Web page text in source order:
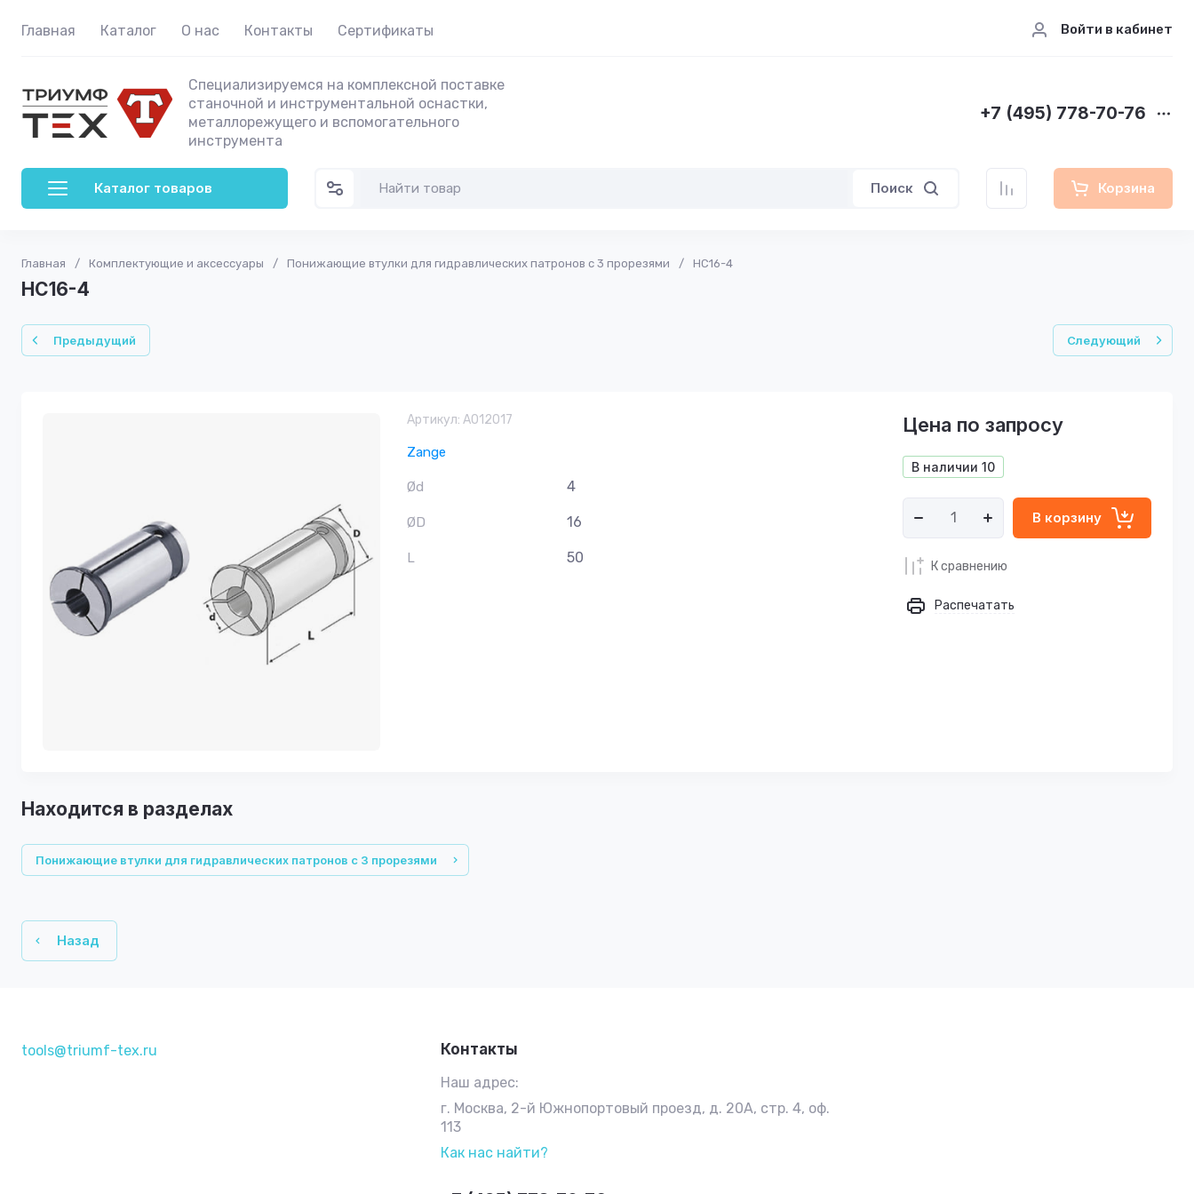
Главная Каталог О нас Контакты Сертификаты Войти в кабинет
Специализируемся на комплексной поставке
станочной и инструментальной оснастки,
металлорежущего и вспомогательного
инструмента
+7 (495) 778-70-76
Каталог товаров Поиск Корзина
Главная / Комплектующие и аксессуары / Понижающие втулки для гидравлических патронов с 3 прорезями / HC16-4
HC16-4
Предыдущий Следующий
Артикул: A012017
Zange
Ød 4
ØD 16
L 50
В наличии 10
Цена по запросу
В корзину
К сравнению
Распечатать
Находится в разделах
Понижающие втулки для гидравлических патронов с 3 прорезями
Назад
tools@triumf-tex.ru Контакты
Наш адрес:
г. Москва, 2-й Южнопортовый проезд, д. 20А, стр. 4, оф.
113
Как нас найти?